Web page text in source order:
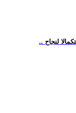
لنجاح